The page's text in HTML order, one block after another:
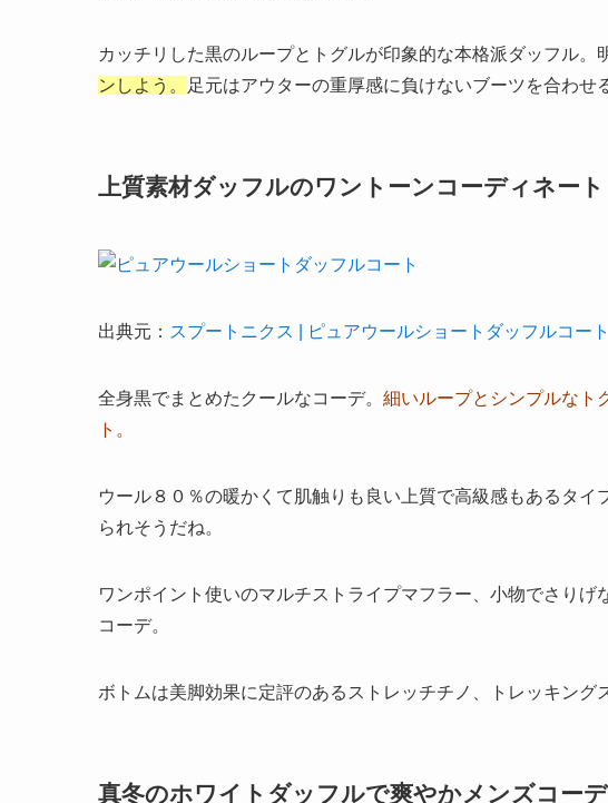
カッチリした黒のループとトグルが印象的な本格派ダッフル。
ンしよう。
足元はアウターの重厚感に負けないブーツを合わせ
上質素材ダッフルのワントーンコーディネート
出典元： スプートニクス | ピュアウールショートダッフルコート
全身黒でまとめたクールなコーデ。 細いループとシンプルなト
ト。
ウール８０％の暖かくて肌触りも良い上質で高級感もあるタ
られそうだね。
ワンポイント使いのマルチストライプマフラー、小物でさり
コーデ。
ボトムは美脚効果に定評のあるストレッチチノ、トレッキング
真冬のホワイトダッフルで爽やかメンズコーデ